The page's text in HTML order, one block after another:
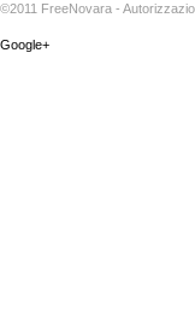
©2011 FreeNovara -
Google+